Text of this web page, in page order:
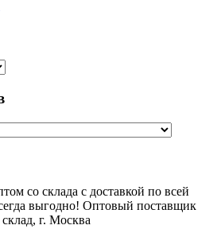
со склада с доставкой по всей
выгодно! Оптовый поставщик
г. Москва